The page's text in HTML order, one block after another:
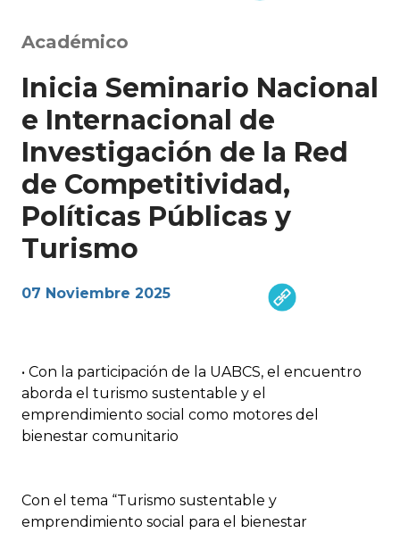
Académico
Inicia Seminario Nacional
e Internacional de
Investigación de la Red
de Competitividad,
Políticas Públicas y
Turismo
07 Noviembre 2025
• Con la participación de la UABCS, el encuentro
aborda el turismo sustentable y el
emprendimiento social como motores del
bienestar comunitario
Con el tema “Turismo sustentable y
emprendimiento social para el bienestar